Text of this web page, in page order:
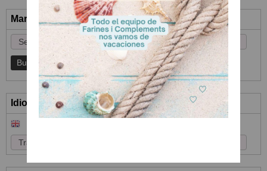
Marcas
Idioma